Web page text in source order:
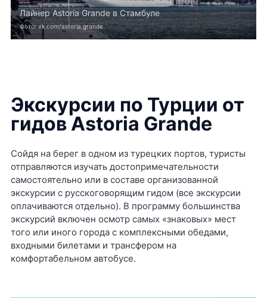
Лайнер Astoria Grande в Стамбуле
Фото: vk.com/astoria.grande
Экскурсии по Турции от
гидов Astoria Grande
Сойдя на берег в одном из турецких портов, туристы
отправляются изучать достопримечательности
самостоятельно или в составе организованной
экскурсии с русскоговорящим гидом (все экскурсии
оплачиваются отдельно). В программу большинства
экскурсий включен осмотр самых «знаковых» мест
того или иного города с комплексными обедами,
входными билетами и трансфером на
комфортабельном автобусе.